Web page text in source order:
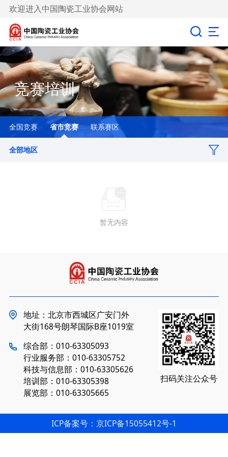
欢迎进入中国陶瓷工业协会网站
竞赛培训
全国竞赛 省市竞赛 联系赛区
全部地区
暂无内容
地址：北京市西城区广安门外
大街168号朗琴国际B座1019室
综合部：010-63305093
行业服务部：010-63305752
科技与信息部：010-63305626
培训部：010-63305398
展览部：010-63305665
扫码关注公众号
ICP备案号：京ICP备15055412号-1